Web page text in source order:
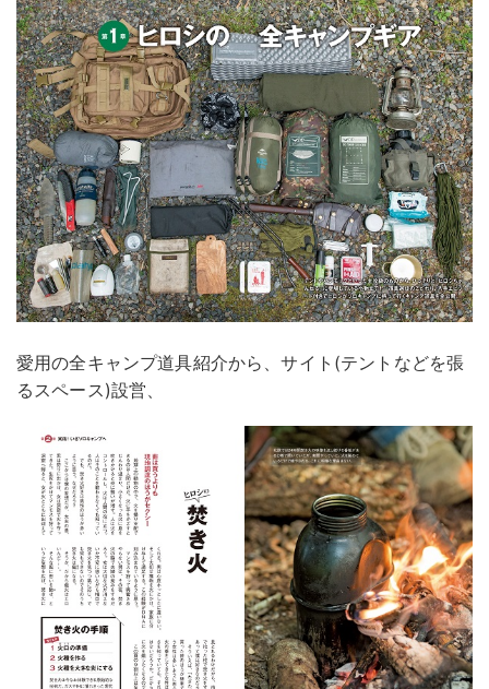
愛用の全キャンプ道具紹介から、サイト(テントなどを張
るスペース)設営、